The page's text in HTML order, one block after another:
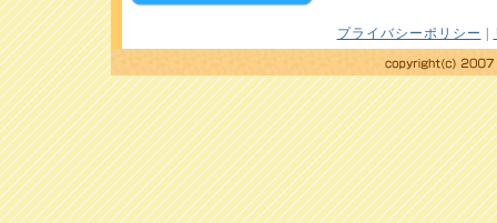
プライバシーポリシー